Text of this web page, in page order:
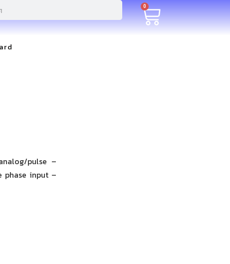
0
pulse –
phase input –